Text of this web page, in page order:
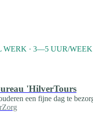
WERK · 3—5 UUR/WEEK
'HilverTours
een fijne dag te